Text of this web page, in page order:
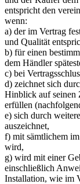
entspricht den
wenn:
a) der im Vertrag
und Qualität
b) für einen
dem Händler
c) bei
d) zeichnet sich
Hinblick auf seinen
erfüllen
e) sich durch
auszeichnet,
f) mit sämtlichem
wird,
g) wird mit einer
einschließlich
Installation, wie im